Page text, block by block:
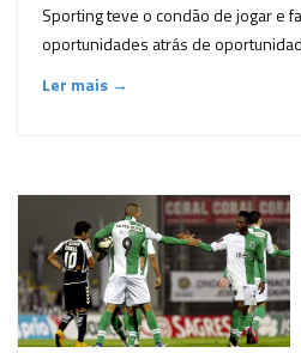
Sporting teve o condão de jogar e
oportunidades atrás de
Ler mais →